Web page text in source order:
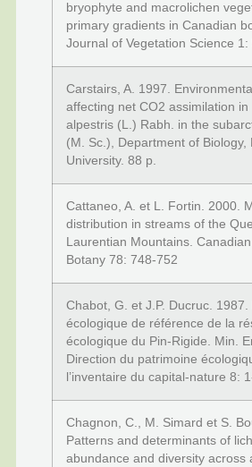
bryophyte and macrolichen
primary gradients in Canadian
Journal of Vegetation Science
Carstairs, A. 1997.
affecting net CO2 assimilation
alpestris (L.) Rabh. in the
(M. Sc.), Department of Biology,
University. 88 p.
Cattaneo, A. et L. Fortin. 2000.
distribution in streams of the
Laurentian Mountains.
Botany 78: 748-752
Chabot, G. et J.P. Ducruc. 1987.
écologique de référence de la
écologique du Pin-Rigide. Min.
Direction du patrimoine
l’inventaire du capital-nature 8:
Chagnon, C., M. Simard et S.
Patterns and determinants of
abundance and diversity across